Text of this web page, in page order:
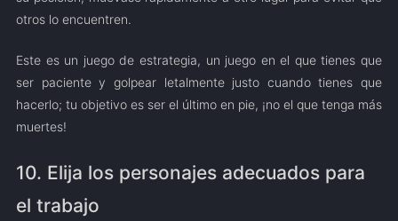
otros lo encuentren.
Este es un juego de estrategia, un juego en el que tienes que
ser paciente y golpear letalmente justo cuando tienes que
hacerlo; tu objetivo es ser el último en pie, ¡no el que tenga más
muertes!
10. Elija los personajes adecuados para
el trabajo